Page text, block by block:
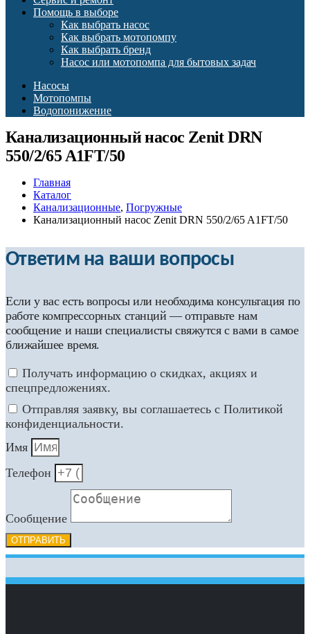
Помощь в выборе
Как выбрать насос
Как выбрать мотопомпу
Как выбрать бренд
Насос или мотопомпа для бытовых задач
Насосы
Мотопомпы
Водопонижение
Канализационный насос Zenit DRN
550/2/65 A1FT/50
Главная
Каталог
Канализационные, Погружные
Канализационный насос Zenit DRN 550/2/65 A1FT/50
Ответим на ваши вопросы
Если у вас есть вопросы или необходима консультация по
работе компрессорных станций — отправьте нам
сообщение и наши специалисты свяжутся с вами в самое
ближайшее время.
Получать информацию о скидках, акциях и
спецпредложениях.
Отправляя заявку, вы соглашаетесь с Политикой
конфиденциальности.
Имя
Телефон
Сообщение
ОТПРАВИТЬ